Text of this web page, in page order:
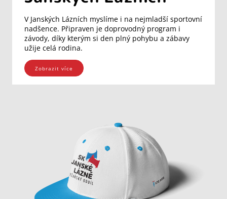
V Janských Lázních myslíme i na nejmladší sportovní
nadšence. Připraven je doprovodný program i
závody, díky kterým si den plný pohybu a zábavy
užije celá rodina.
Zobrazit více